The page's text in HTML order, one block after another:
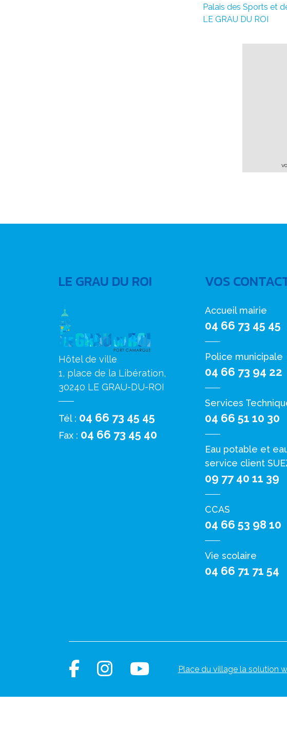
Palais des Sports et
LE GRAU DU ROI
LE GRAU DU ROI
Hôtel de ville
1, place de la Libération,
30240 LE GRAU-DU-ROI
Tél : 04 66 73 45 45
Fax : 04 66 73 45 40
VOS
Accueil mairie
04 66 73 45 45
Police municipale
04 66 73 94 22
Services
04 66 51 10 30
Eau potable et
service client
09 77 40 11 39
CCAS
04 66 53 98 10
Vie scolaire
04 66 71 71 54
Place du village la solution